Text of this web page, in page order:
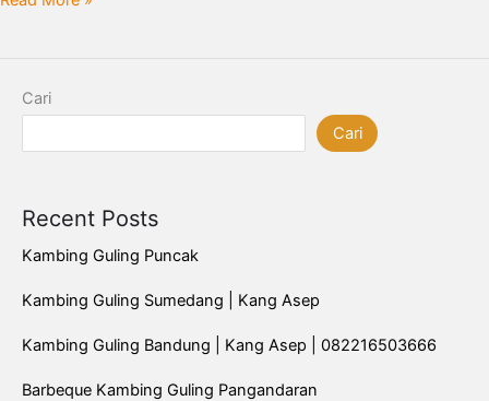
Cari
Cari
Recent Posts
Kambing Guling Puncak
Kambing Guling Sumedang | Kang Asep
Kambing Guling Bandung | Kang Asep | 082216503666
Barbeque Kambing Guling Pangandaran